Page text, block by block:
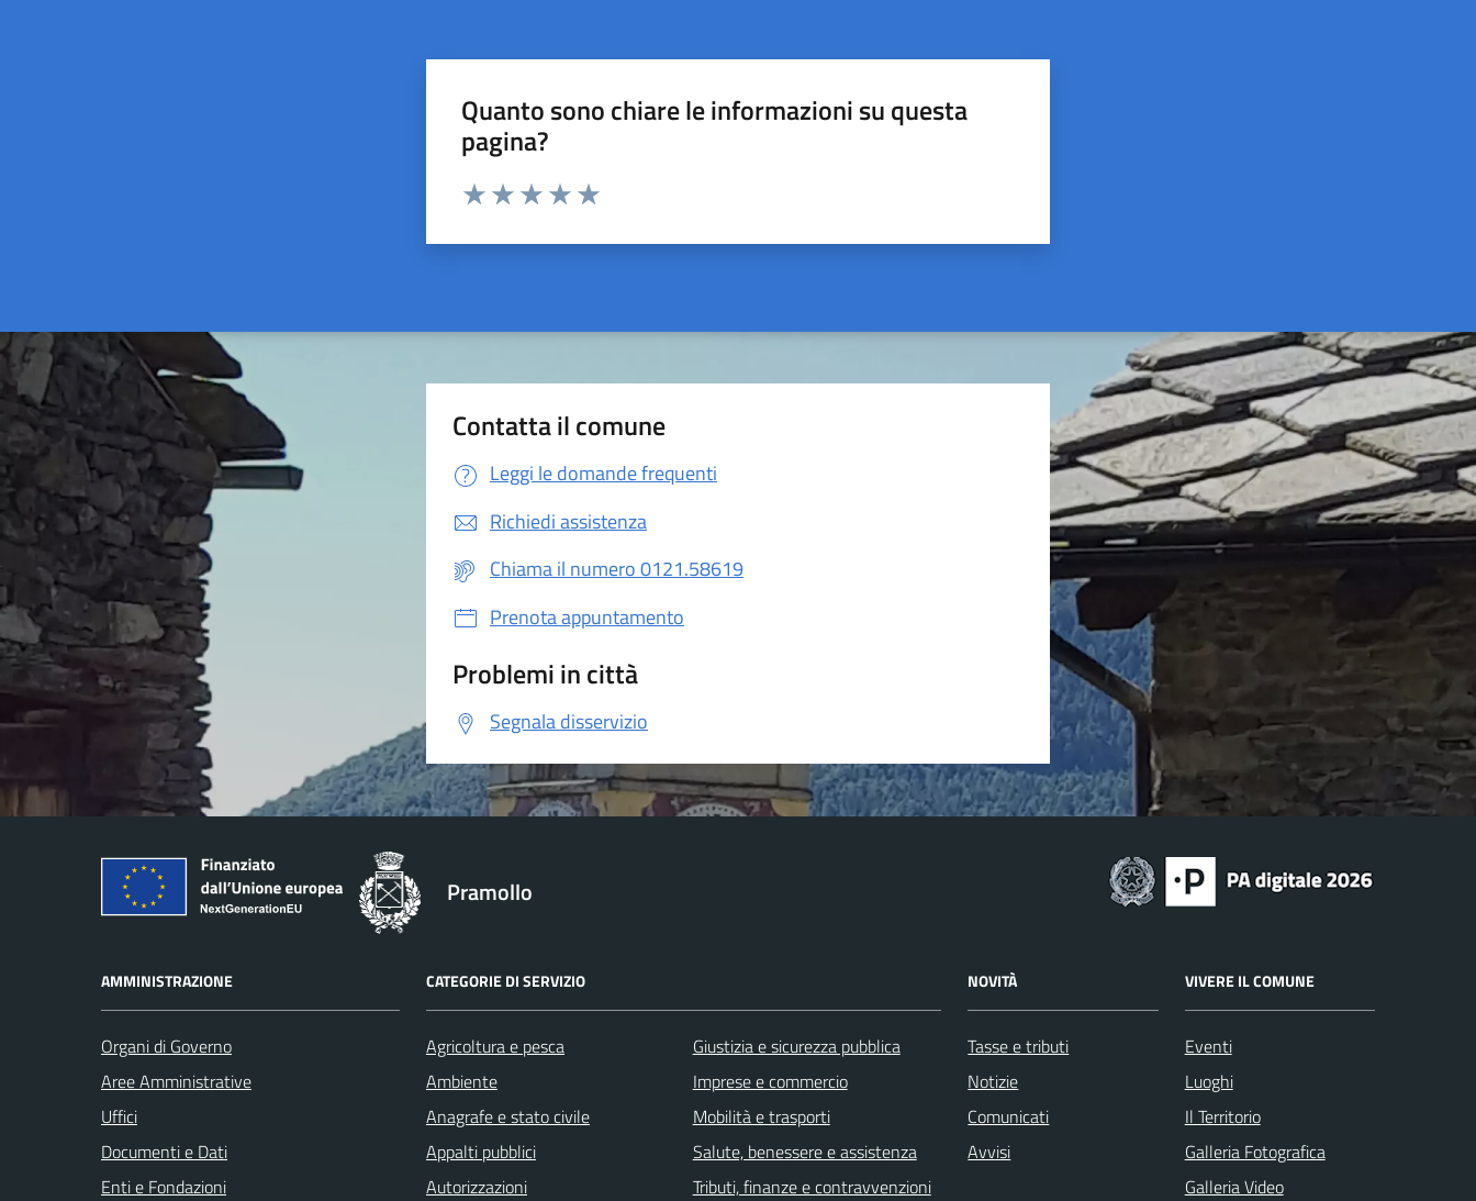
Quanto sono chiare le informazioni su questa
pagina?
Valuta da 1 a 5 stelle la pagina
Contatta il comune
Leggi le domande frequenti
Richiedi assistenza
Chiama il numero 0121.58619
Prenota appuntamento
Problemi in città
Segnala disservizio
Pramollo
AMMINISTRAZIONE
Organi di Governo
Aree Amministrative
Uffici
Documenti e Dati
Enti e Fondazioni
CATEGORIE DI SERVIZIO
Agricoltura e pesca
Ambiente
Anagrafe e stato civile
Appalti pubblici
Autorizzazioni
Giustizia e sicurezza pubblica
Imprese e commercio
Mobilità e trasporti
Salute, benessere e assistenza
Tributi, finanze e contravvenzioni
NOVITÀ
Tasse e tributi
Notizie
Comunicati
Avvisi
VIVERE IL COMUNE
Eventi
Luoghi
Il Territorio
Galleria Fotografica
Galleria Video